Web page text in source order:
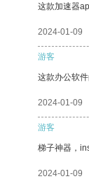
这款加速器
2024-01-09
游客
这款办公软
2024-01-09
游客
梯子神器，
2024-01-09